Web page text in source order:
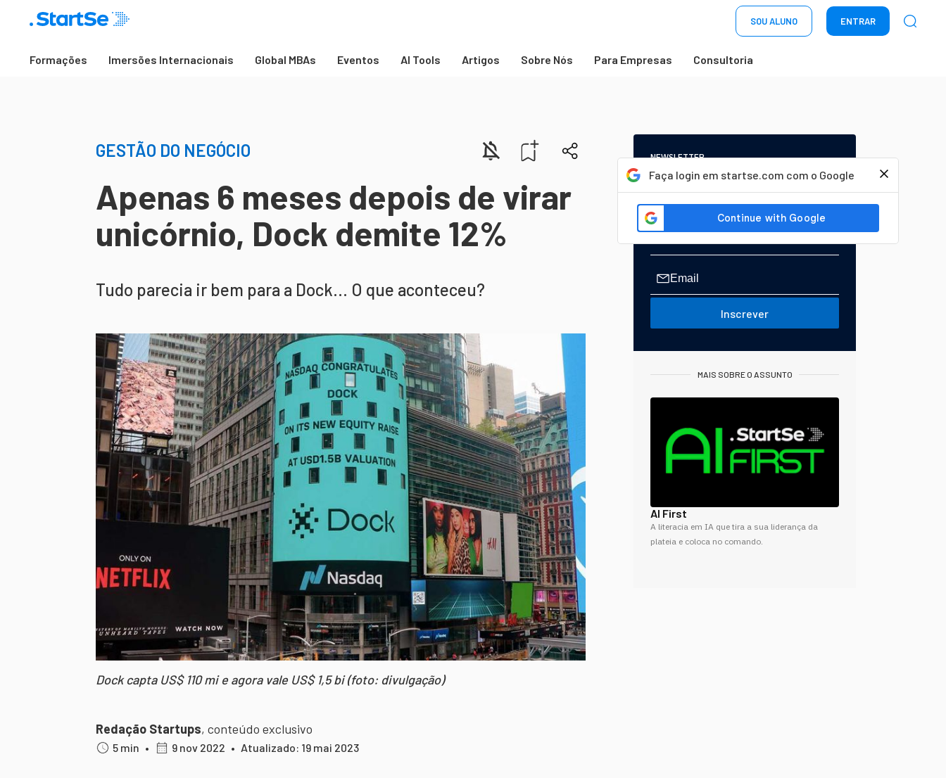
SOU ALUNO ENTRAR
Formações Imersões Internacionais Global MBAs Eventos AI Tools Artigos Sobre Nós Para Empresas Consultoria
Faça login em startse.com com o Google
GESTÃO DO NEGÓCIO
Apenas 6 meses depois de virar
unicórnio, Dock demite 12%
Tudo parecia ir bem para a Dock... O que aconteceu?
Dock capta US$ 110 mi e agora vale US$ 1,5 bi (foto: divulgação)
Redação Startups, conteúdo exclusivo
5 min • 9 nov 2022 • Atualizado: 19 mai 2023
NEWSLETTER
Start Seu dia:
A Newsletter do AGORA!
Inscrever
MAIS SOBRE O ASSUNTO
AI First
A literacia em IA que tira a sua liderança da
plateia e coloca no comando.